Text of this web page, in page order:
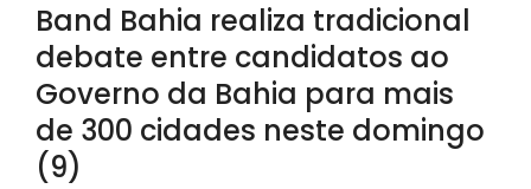
Band Bahia realiza tradicional
debate entre candidatos ao
Governo da Bahia para mais
de 300 cidades neste domingo
(9)